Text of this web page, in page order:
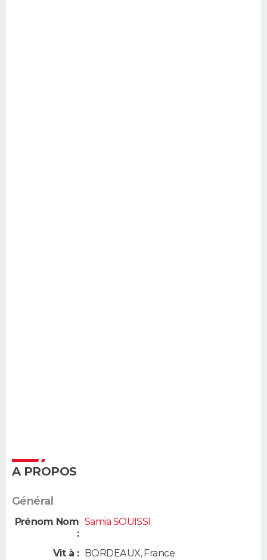
A PROPOS
Général
Prénom Nom
:
Samia SOUISSI
Vit à : BORDEAUX, France